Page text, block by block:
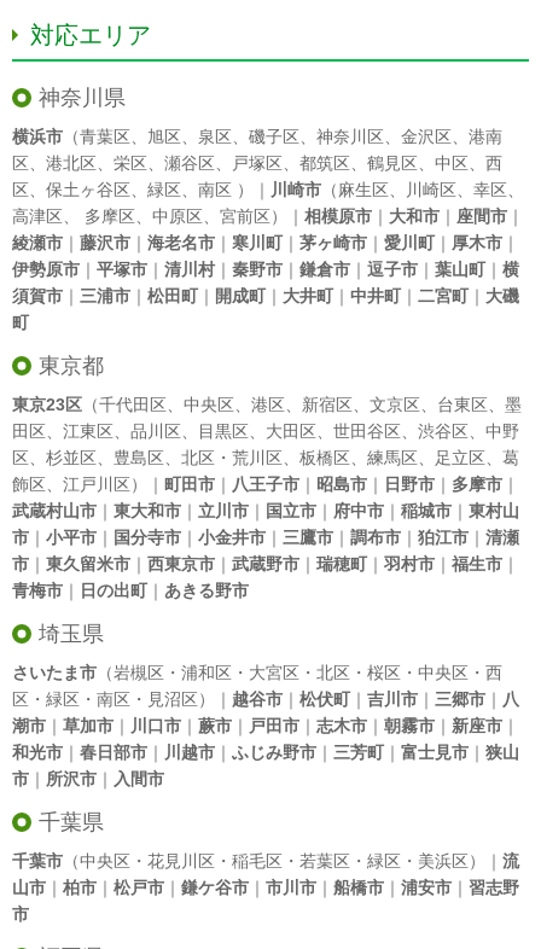
対応エリア
神奈川県
横浜市 （青葉区 旭区 泉区 磯子区 神奈川区 金沢区
港南
区
港北区 栄区 瀬谷区 戸塚区 都筑区 鶴見区 中区
西
区
保土ヶ谷区 緑区 南区 ）｜ 川崎市 （麻生区 川崎区 幸区
高津区
多摩区 中原区 宮前区）｜ 相模原市 ｜ 大和市 ｜ 座間市 ｜
綾瀬市 ｜ 藤沢市 ｜ 海老名市 ｜ 寒川町｜ 茅ヶ崎市 ｜ 愛川町｜ 厚木市 ｜
伊勢原市 ｜ 平塚市 ｜ 清川村｜ 秦野市 ｜ 鎌倉市 ｜ 逗子市 ｜ 葉山町｜ 横
須賀市 ｜ 三浦市 ｜ 松田町｜ 開成町｜ 大井町｜ 中井町｜ 二宮町｜ 大磯
町
東京都
東京23区 （千代田区 中央区 港区 新宿区 文京区 台東区
墨
田区
江東区 品川区 目黒区 大田区 世田谷区 渋谷区
中野
区
杉並区 豊島区 北区 ・ 荒川区 板橋区 練馬区 足立区
葛
飾区
江戸川区）｜ 町田市 ｜ 八王子市 ｜ 昭島市 ｜ 日野市 ｜ 多摩市 ｜
武蔵村山市 ｜ 東大和市 ｜ 立川市 ｜ 国立市 ｜ 府中市 ｜ 稲城市 ｜ 東村山
市 ｜ 小平市 ｜ 国分寺市 ｜ 小金井市 ｜ 三鷹市 ｜ 調布市 ｜ 狛江市 ｜ 清瀬
市 ｜ 東久留米市 ｜ 西東京市 ｜ 武蔵野市 ｜ 瑞穂町｜ 羽村市 ｜ 福生市 ｜
青梅市 ｜ 日の出町｜ あきる野市
埼玉県
さいたま市 （岩槻区・浦和区・大宮区・北区・桜区・中央区・西
区・緑区・南区・見沼区）｜ 越谷市 ｜ 松伏町｜ 吉川市 ｜ 三郷市 ｜ 八
潮市 ｜ 草加市 ｜ 川口市 ｜ 蕨市 ｜ 戸田市 ｜ 志木市 ｜ 朝霧市 ｜ 新座市 ｜
和光市 ｜ 春日部市 ｜ 川越市 ｜ ふじみ野市 ｜ 三芳町｜ 富士見市 ｜ 狭山
市 ｜ 所沢市 ｜ 入間市
千葉県
千葉市 （中央区・花見川区・稲毛区・若葉区・緑区・美浜区）｜ 流
山市 ｜ 柏市 ｜ 松戸市 ｜ 鎌ケ谷市 ｜ 市川市 ｜ 船橋市 ｜ 浦安市 ｜ 習志野
市